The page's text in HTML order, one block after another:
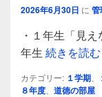
2026年6月30日 に 管
・１年生「見
年生 続きを読む
カテゴリー: １学期
８年度
道徳の部屋